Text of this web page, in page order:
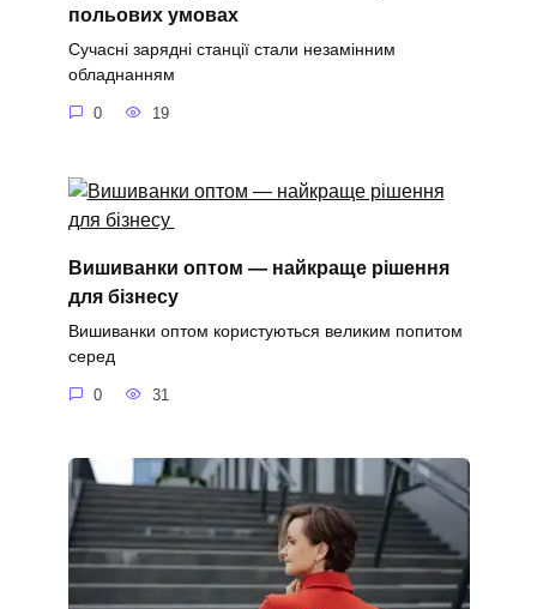
польових умовах
Сучасні зарядні станції стали незамінним
обладнанням
0 19
Вишиванки оптом — найкраще рішення
для бізнесу
Вишиванки оптом користуються великим попитом
серед
0 31